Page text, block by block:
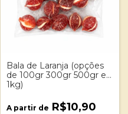
Bala de Laranja (opções
de 100gr 300gr 500gr e
1kg)
A partir de R$10,90